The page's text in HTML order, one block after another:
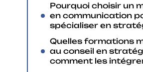
Pourquoi choisir un
en communication
spécialiser en
Quelles formations
au conseil en
comment les